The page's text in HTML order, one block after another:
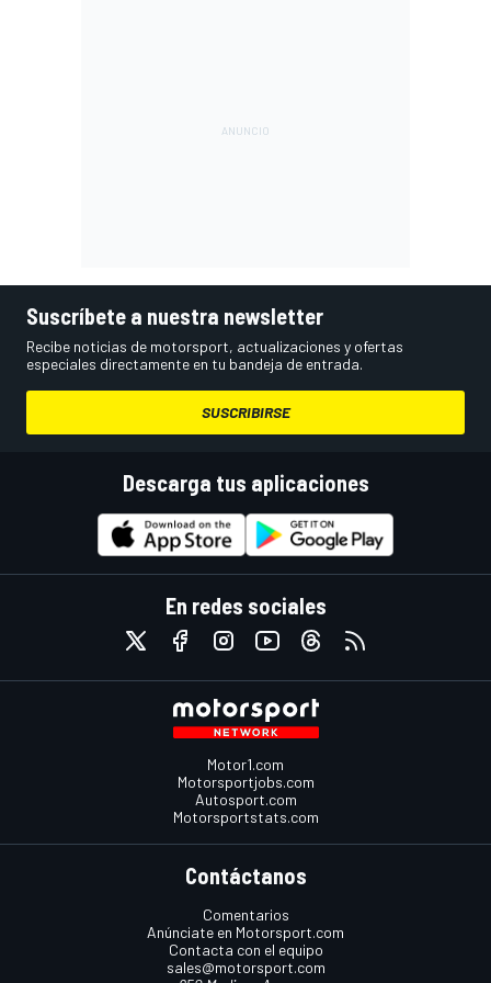
Suscríbete a nuestra newsletter
Recibe noticias de motorsport, actualizaciones y ofertas
especiales directamente en tu bandeja de entrada.
SUSCRIBIRSE
Descarga tus aplicaciones
En redes sociales
Motor1.com
Motorsportjobs.com
Autosport.com
Motorsportstats.com
Contáctanos
Comentarios
Anúnciate en Motorsport.com
Contacta con el equipo
sales@motorsport.com